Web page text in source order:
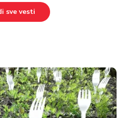
sve vesti